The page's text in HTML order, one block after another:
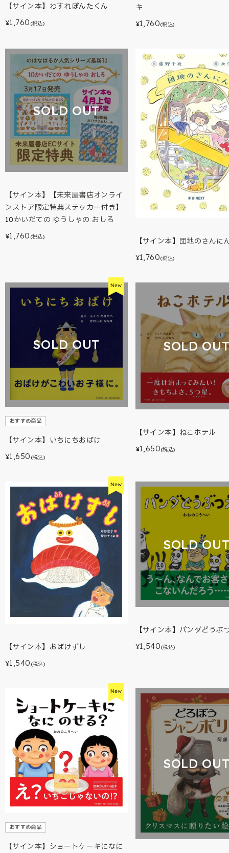
【サイン本】わすれぽんたくん
¥1,760 (税込)
キ
¥1,760(税込)
SOLD OUT
【サイン本】【未来屋書店オンライ
ンストア限定特典ステッカー付き】
10かいだての ゆうしゃの おしろ
¥1,760 (税込) 【サイン本】団地のさんに
¥1,760(税込)
SOLD OUT
おすすめ商品
【サイン本】いちにちおばけ
¥1,650 (税込)
SOLD
【サイン本】ねこホテル
¥1,650(税込)
【サイン本】おばけずし
¥1,540 (税込)
SOLD
【サイン本】パンダどうぶ
¥1,540(税込)
おすすめ商品
【サイン本】ショートケーキになに
SOLD